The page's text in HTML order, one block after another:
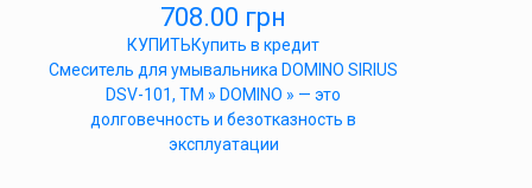
708.00 грн
КУПИТЬКупить в кредит
Cмеситель для умывальника DOMINO SIRIUS
DSV-101, ТМ » DOMINO » — это
долговечность и безотказность в
эксплуатации